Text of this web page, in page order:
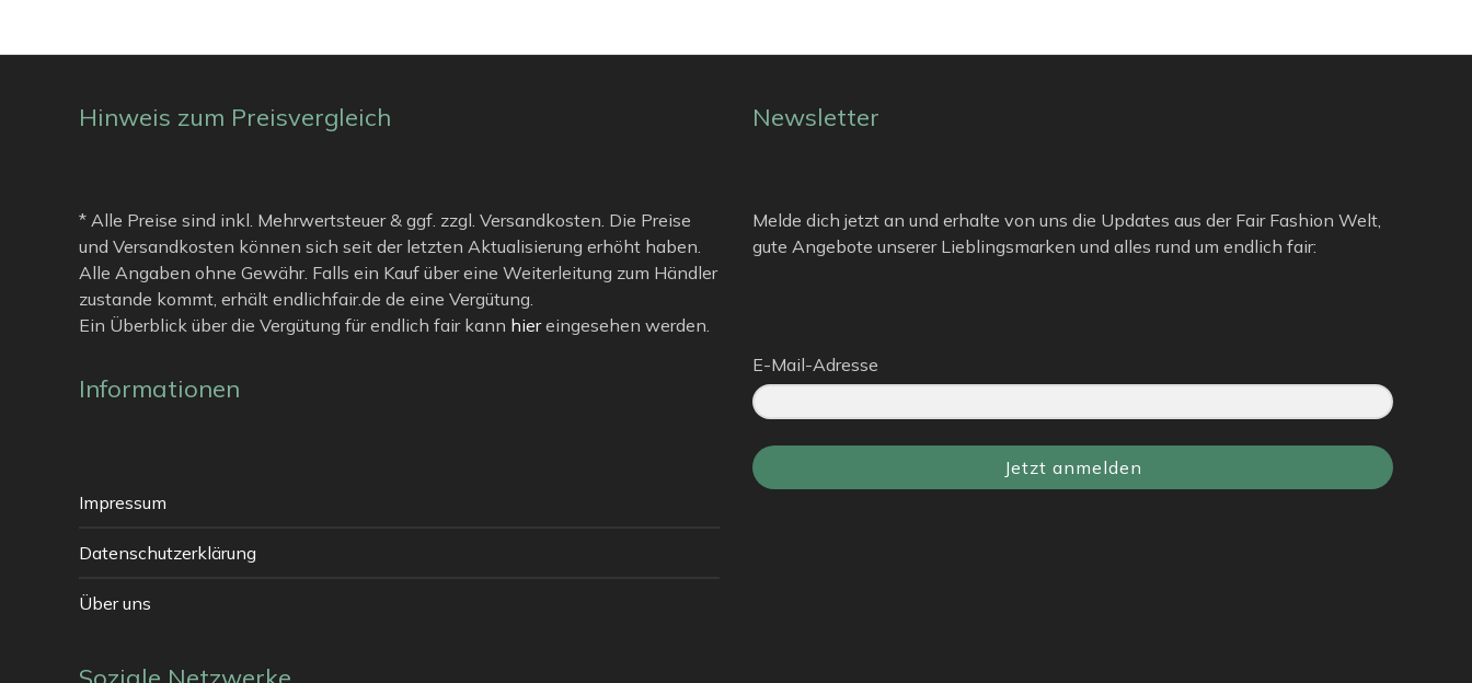
Hinweis zum Preisvergleich
* Alle Preise sind inkl. Mehrwertsteuer & ggf. zzgl. Versandkosten. Die Preise
und Versandkosten können sich seit der letzten Aktualisierung erhöht haben.
Alle Angaben ohne Gewähr. Falls ein Kauf über eine Weiterleitung zum Händler
zustande kommt, erhält endlichfair.de de eine Vergütung.
Ein Überblick über die Vergütung für endlich fair kann hiereingesehen werden.
Informationen
Impressum
Datenschutzerklärung
Über uns
Newsletter
Melde dich jetzt an und erhalte von uns die Updates aus der Fair Fashion Welt,
gute Angebote unserer Lieblingsmarken und alles rund um endlich fair:
E-Mail-Adresse
Jetzt anmelden